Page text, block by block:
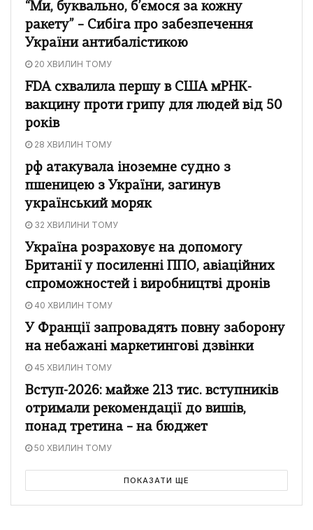
“Ми, буквально, б’ємося за кожну
ракету” – Сибіга про забезпечення
України антибалістикою
20 ХВИЛИН ТОМУ
FDA схвалила першу в США мРНК-
вакцину проти грипу для людей від 50
років
28 ХВИЛИН ТОМУ
рф атакувала іноземне судно з
пшеницею з України, загинув
український моряк
32 ХВИЛИНИ ТОМУ
Україна розраховує на допомогу
Британії у посиленні ППО, авіаційних
спроможностей і виробництві дронів
40 ХВИЛИН ТОМУ
У Франції запровадять повну заборону
на небажані маркетингові дзвінки
45 ХВИЛИН ТОМУ
Вступ-2026: майже 213 тис. вступників
отримали рекомендації до вишів,
понад третина – на бюджет
50 ХВИЛИН ТОМУ
ПОКАЗАТИ ЩЕ